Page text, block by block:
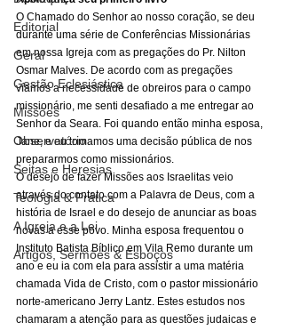
Editorial
Geral
Gestão Eclesiástica
Missões
Observatório
Seitas e Heresias
Teologia & Prática
A Igreja e a Lei
Artigos, Sermões & Esboços
O Chamado do Senhor ao nosso coração, se deu
durante uma série de Conferências Missionárias
em nossa Igreja com as pregações do Pr. Nilton
Osmar Malves. De acordo com as pregações
víamos a necessidade de obreiros para o campo
missionário, me senti desafiado a me entregar ao
Senhor da Seara. Foi quando então minha esposa,
Jane, e eu tomamos uma decisão pública de nos
prepararmos como missionários.
O desejo de fazer Missões aos Israelitas veio
através do contato com a Palavra de Deus, com a
história de Israel e do desejo de anunciar as boas
novas a esse povo. Minha esposa frequentou o
Instituto Batista Bíblico em Vila Remo durante um
ano e eu ia com ela para assistir a uma matéria
chamada Vida de Cristo, com o pastor missionário
norte-americano Jerry Lantz. Estes estudos nos
chamaram a atenção para as questões judaicas e